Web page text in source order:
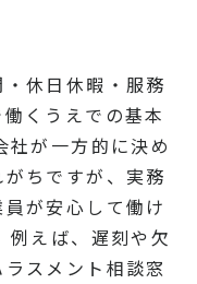
休日休暇・服務
くうえでの基本
社が一方的に決め
ちですが、実務
が安心して働け
例えば、遅刻や欠
スメント相談窓